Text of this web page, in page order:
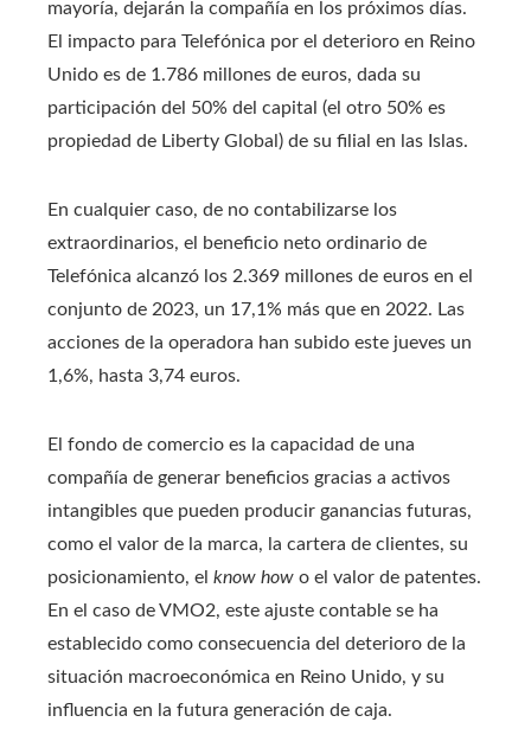
mayoría, dejarán la compañía en los próximos días.
El impacto para Telefónica por el deterioro en Reino
Unido es de 1.786 millones de euros, dada su
participación del 50% del capital (el otro 50% es
propiedad de Liberty Global) de su filial en las Islas.
En cualquier caso, de no contabilizarse los
extraordinarios, el beneficio neto ordinario de
Telefónica alcanzó los 2.369 millones de euros en el
conjunto de 2023, un 17,1% más que en 2022. Las
acciones de la operadora han subido este jueves un
1,6%, hasta 3,74 euros.
El fondo de comercio es la capacidad de una
compañía de generar beneficios gracias a activos
intangibles que pueden producir ganancias futuras,
como el valor de la marca, la cartera de clientes, su
posicionamiento, el know how o el valor de patentes.
En el caso de VMO2, este ajuste contable se ha
establecido como consecuencia del deterioro de la
situación macroeconómica en Reino Unido, y su
influencia en la futura generación de caja.